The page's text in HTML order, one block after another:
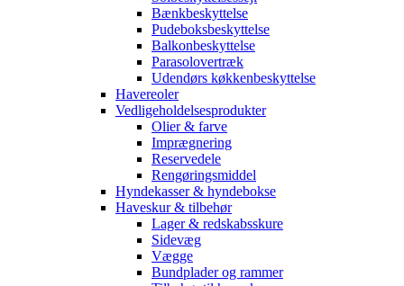
Bænkbeskyttelse
Pudeboksbeskyttelse
Balkonbeskyttelse
Parasolovertræk
Udendørs køkkenbeskyttelse
Havereoler
Vedligeholdelsesprodukter
Olier & farve
Imprægnering
Reservedele
Rengøringsmiddel
Hyndekasser & hyndebokse
Haveskur & tilbehør
Lager & redskabsskure
Sidevæg
Vægge
Bundplader og rammer